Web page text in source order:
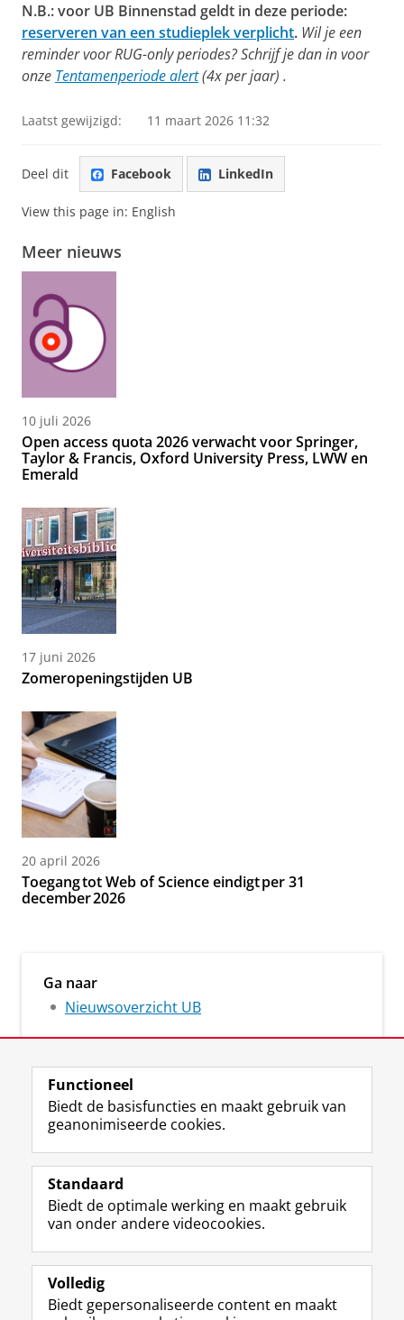
N.B.: voor UB Binnenstad geldt in deze periode:
reserveren van een studieplek verplicht. Wil je een
reminder voor RUG-only periodes? Schrijf je dan in voor
onze Tentamenperiode alert(4x per jaar) .
Laatst gewijzigd: 11 maart 2026 11:32
Deel dit Facebook LinkedIn
View this page in: English
Meer nieuws
10 juli 2026
Open access quota 2026 verwacht voor Springer,
Taylor & Francis, Oxford University Press, LWW en
Emerald
17 juni 2026
Zomeropeningstijden UB
20 april 2026
Toegang tot Web of Science eindigt per 31
december 2026
Ga naar
Nieuwsoverzicht UB
Volg ons op
M
a
t
o
o
p
I
n
t
r
m
De UB voor medewerkers
Praktisch
Over de UB
Functioneel
Biedt de basisfuncties en maakt gebruik van
geanonimiseerde cookies.
Standaard
Biedt de optimale werking en maakt gebruik
van onder andere videocookies.
Volledig
Biedt gepersonaliseerde content en maakt